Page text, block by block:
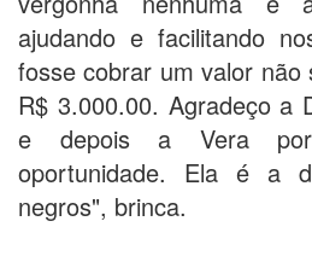
ajudando e facilitando
fosse cobrar um valor não
R$ 3.000.00. Agradeço a
e depois a Vera
oportunidade. Ela é a
negros", brinca.